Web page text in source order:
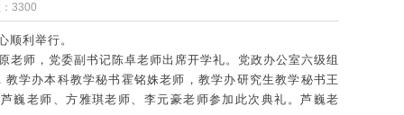
3300
顺利举行。
师，党委副书记陈卓老师出席开学礼。党政办公室六级组
学办本科教学秘书霍铭姝老师，教学办研究生教学秘书王
巍老师、方雅琪老师、李元豪老师参加此次典礼。芦巍老